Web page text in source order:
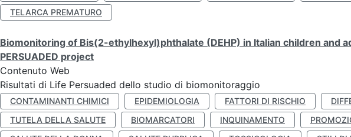
TELARCA PREMATURO
Biomonitoring of Bis(2-ethylhexyl)phthalate (DEHP) in Italian children and
PERSUADED project
Contenuto Web
Risultati di Life Persuaded dello studio di biomonitoraggio
CONTAMINANTI CHIMICI EPIDEMIOLOGIA FATTORI DI RISCHIO
TUTELA DELLA SALUTE
BIOMARCATORI INQUINAMENTO